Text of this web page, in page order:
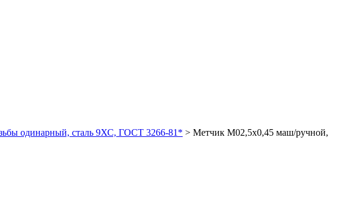
одинарный, сталь 9ХС, ГОСТ 3266-81* > Метчик М02,5х0,45 маш/ручной,